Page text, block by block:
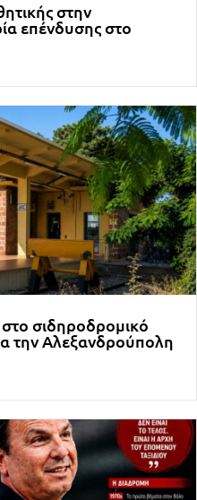
στην
επένδυσης στο
στο σιδηροδρομικό
την Αλεξανδρούπολη